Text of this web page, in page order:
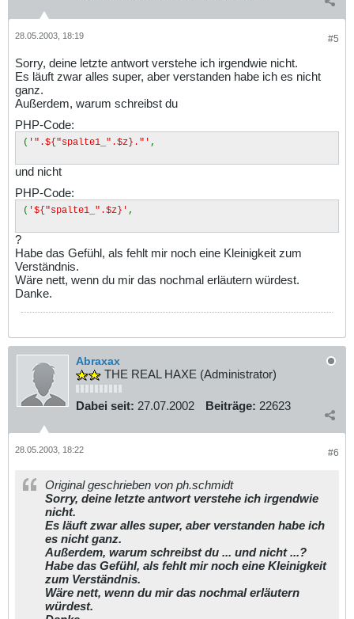
#5
28.05.2003, 18:19
Sorry, deine letzte antwort verstehe ich irgendwie nicht.
Es läuft zwar alles super, aber verstanden habe ich es nicht
ganz.
Außerdem, warum schreibst du
PHP-Code:
( '".${"spalte1_".$z}."' ,
und nicht
PHP-Code:
( '${"spalte1_".$z}' ,
?
Habe das Gefühl, als fehlt mir noch eine Kleinigkeit zum
Verständnis.
Wäre nett, wenn du mir das nochmal erläutern würdest.
Danke.
Abraxax
THE REAL HAXE (Administrator)
Dabei seit: 27.07.2002 Beiträge: 22623
#6
28.05.2003, 18:22
Original geschrieben von ph.schmidt
Sorry, deine letzte antwort verstehe ich irgendwie
nicht.
Es läuft zwar alles super, aber verstanden habe ich
es nicht ganz.
Außerdem, warum schreibst du ... und nicht ...?
Habe das Gefühl, als fehlt mir noch eine Kleinigkeit
zum Verständnis.
Wäre nett, wenn du mir das nochmal erläutern
würdest.